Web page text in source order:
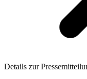
Details zur